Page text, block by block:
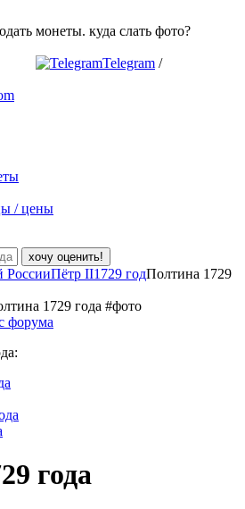
монеты. куда слать фото?
51
Telegram /
/ цены
хочу оценить!
РоссииПётр II1729 годПолтина 1729
форума
года